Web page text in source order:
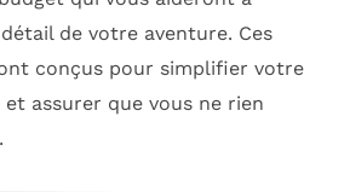
de votre aventure. Ces
conçus pour simplifier votre
et assurer que vous ne rien